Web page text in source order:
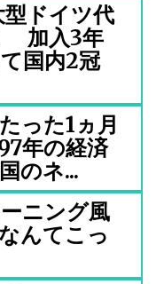
ドイツ代
加入3年
国内2冠
った1ヵ月
年の経済
のネ...
ニング風
んてこっ